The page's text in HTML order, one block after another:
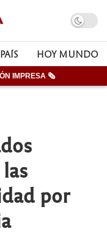
HOY MUNDO
IMPRESA 🗞
por